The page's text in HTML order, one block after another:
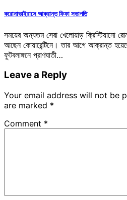
করোনাভাইরাসে আক্রান্ত ফিফা সভাপতি
সময়ের অন্যতম সেরা খেলোয়াড় ক্রিস্টিয়ানো
আছেন কোয়ারেন্টিনে। তার আগে আক্রান্ত
ফুটবলাঙ্গনে প্রাণঘাতী…
Leave a Reply
Your email address will not be
are marked *
Comment *